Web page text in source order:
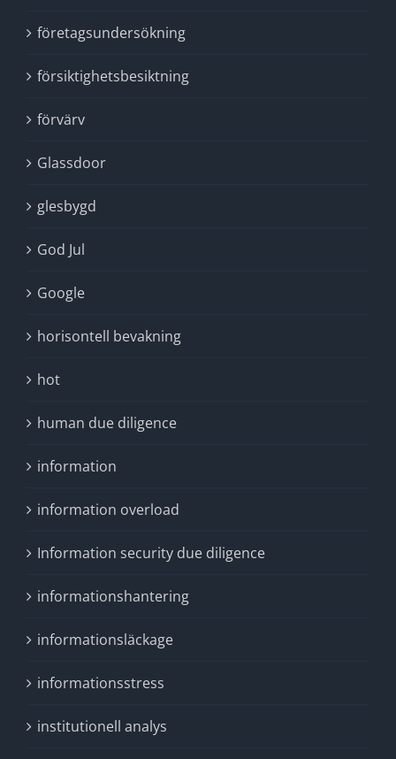
företagsundersökning
försiktighetsbesiktning
förvärv
Glassdoor
glesbygd
God Jul
Google
horisontell bevakning
hot
human due diligence
information
information overload
Information security due diligence
informationshantering
informationsläckage
informationsstress
institutionell analys